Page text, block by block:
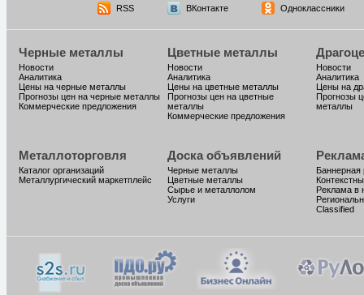
RSS ВКонтакте Одноклассники
Черные металлы
Новости
Аналитика
Цены на черные металлы
Прогнозы цен на черные металлы
Коммерческие предложения
Цветные металлы
Новости
Аналитика
Цены на цветные металлы
Прогнозы цен на цветные
металлы
Коммерческие предложения
Новости
Аналитика
Цены на
Прогнозы
металлы
Металлоторговля
Каталог организаций
Металлургический маркетплейс
Доска объявлений
Черные металлы
Цветные металлы
Сырье и металлолом
Услуги
Баннерная
Реклама в
Classified